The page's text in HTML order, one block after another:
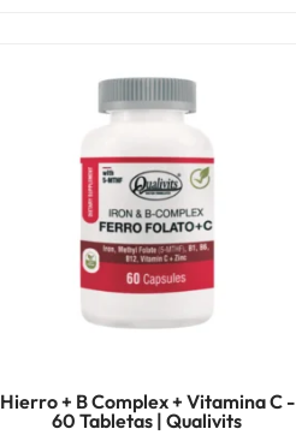
Hierro + B Complex + Vitamina C -
60 Tabletas | Qualivits